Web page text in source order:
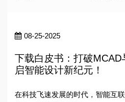
08-25-2025
下载白皮书：打破MCAD
启智能设计新纪元！
在科技飞速发展的时代，智能互